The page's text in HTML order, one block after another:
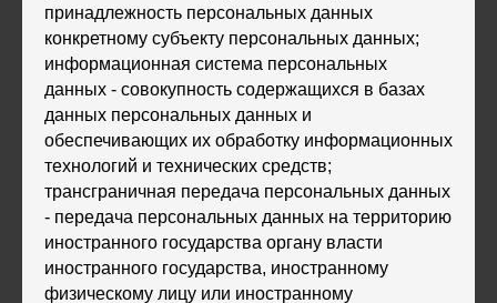
принадлежность персональных данных
конкретному субъекту персональных данных;
информационная система персональных
данных - совокупность содержащихся в базах
данных персональных данных и
обеспечивающих их обработку информационных
технологий и технических средств;
трансграничная передача персональных данных
- передача персональных данных на территорию
иностранного государства органу власти
иностранного государства, иностранному
физическому лицу или иностранному